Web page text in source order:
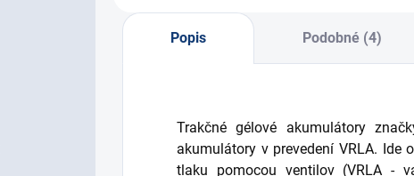
Popis Podobné (4)
Trakčné gélové akumulátory
akumulátory v prevedení VRLA. Ide
tlaku pomocou ventilov (VRLA -